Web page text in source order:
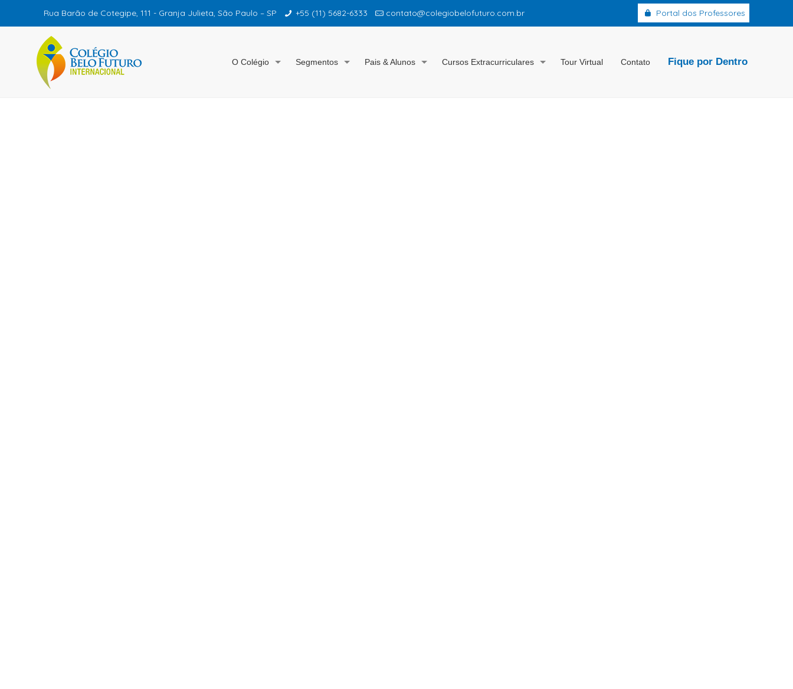
Rua Barão de Cotegipe, 111 - Granja Julieta, São Paulo – SP +55 (11) 5682-6333 contato@colegiobelofuturo.com.br Portal dos Professores
O Colégio Segmentos Pais & Alunos Cursos Extracurriculares Tour Virtual Contato Fique por Dentro